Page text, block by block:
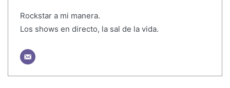
Rockstar a mi manera.
Los shows en directo, la sal de la vida.